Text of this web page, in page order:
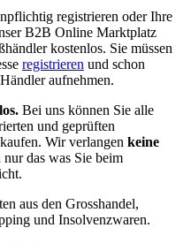
registrieren oder Ihre
B2B Online Marktplatz
kostenlos. Sie müssen
registrieren und schon
aufnehmen.
Bei uns können Sie alle
und geprüften
Wir verlangen keine
nur das was Sie beim
aus den Grosshandel,
und Insolvenzwaren.